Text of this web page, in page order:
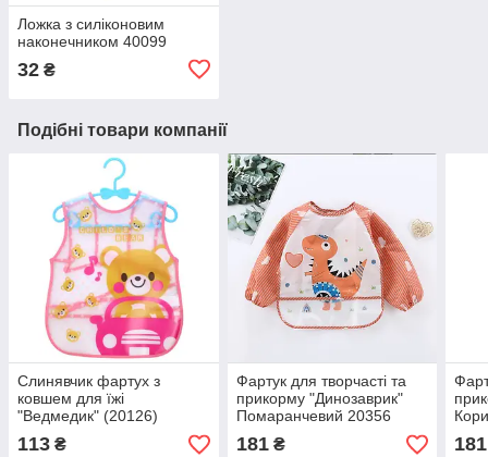
Ложка з силіконовим
наконечником 40099
32 ₴
Подібні товари компанії
Слинявчик фартух з
ковшем для їжі
"Ведмедик" (20126)
113 ₴
Фартук для творчасті та
прикорму "Динозаврик"
Помаранчевий 20356
181₴ 181